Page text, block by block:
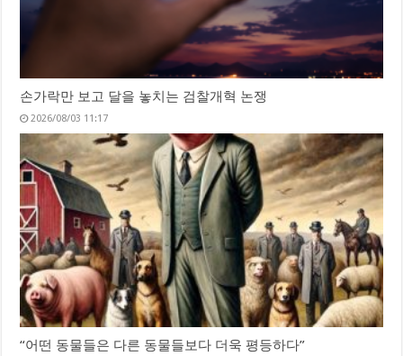
손가락만 보고 달을 놓치는 검찰개혁 논쟁
2026/08/03 11:17
“어떤 동물들은 다른 동물들보다 더욱 평등하다”